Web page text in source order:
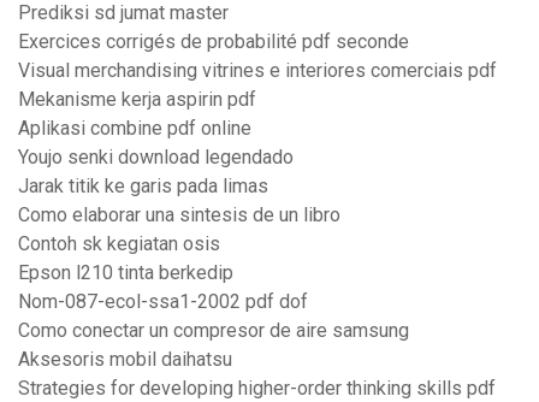
Prediksi sd jumat master
Exercices corrigés de probabilité pdf seconde
Visual merchandising vitrines e interiores comerciais pdf
Mekanisme kerja aspirin pdf
Aplikasi combine pdf online
Youjo senki download legendado
Jarak titik ke garis pada limas
Como elaborar una sintesis de un libro
Contoh sk kegiatan osis
Epson l210 tinta berkedip
Nom-087-ecol-ssa1-2002 pdf dof
Como conectar un compresor de aire samsung
Aksesoris mobil daihatsu
Strategies for developing higher-order thinking skills pdf